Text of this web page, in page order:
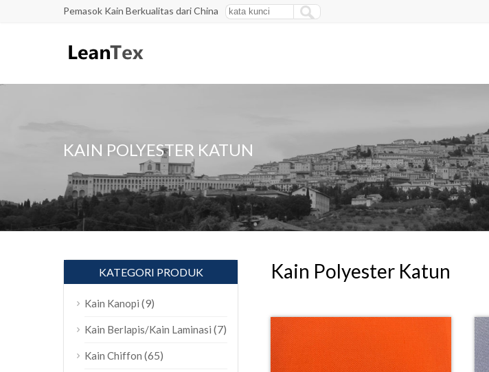
Pemasok Kain Berkualitas dari China
KAIN POLYESTER KATUN
Kain Polyester Katun
KATEGORI PRODUK
Kain Kanopi (9)
Kain Berlapis/Kain Laminasi (7)
Kain Chiffon (65)